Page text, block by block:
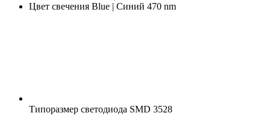
Цвет свечения Blue | Синий 470 nm
Типоразмер светодиода SMD 3528